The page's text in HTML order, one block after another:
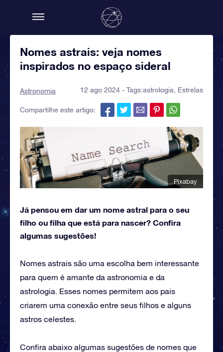
Nomes astrais: veja nomes
inspirados no espaço sideral
Astronomia 12 ago 2024 - Tags:astrologia Estrelas
Compartilhe este artigo:
Pixabay
Já pensou em dar um nome astral para o seu
filho ou filha que está para nascer? Confira
algumas sugestões!
Nomes astrais são uma escolha bem interessante
para quem é amante da astronomia e da
astrologia. Esses nomes permitem aos pais
criarem uma conexão entre seus filhos e alguns
astros celestes.
Confira abaixo algumas sugestões de nomes que